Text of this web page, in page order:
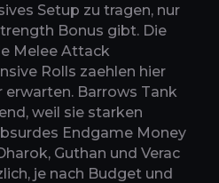
Setup zu tragen, nur
Bonus gibt. Die
Melee Attack
Rolls zaehlen hier
erwarten. Barrows Tank
weil sie starken
Endgame Money
Guthan und Verac
je nach Budget und